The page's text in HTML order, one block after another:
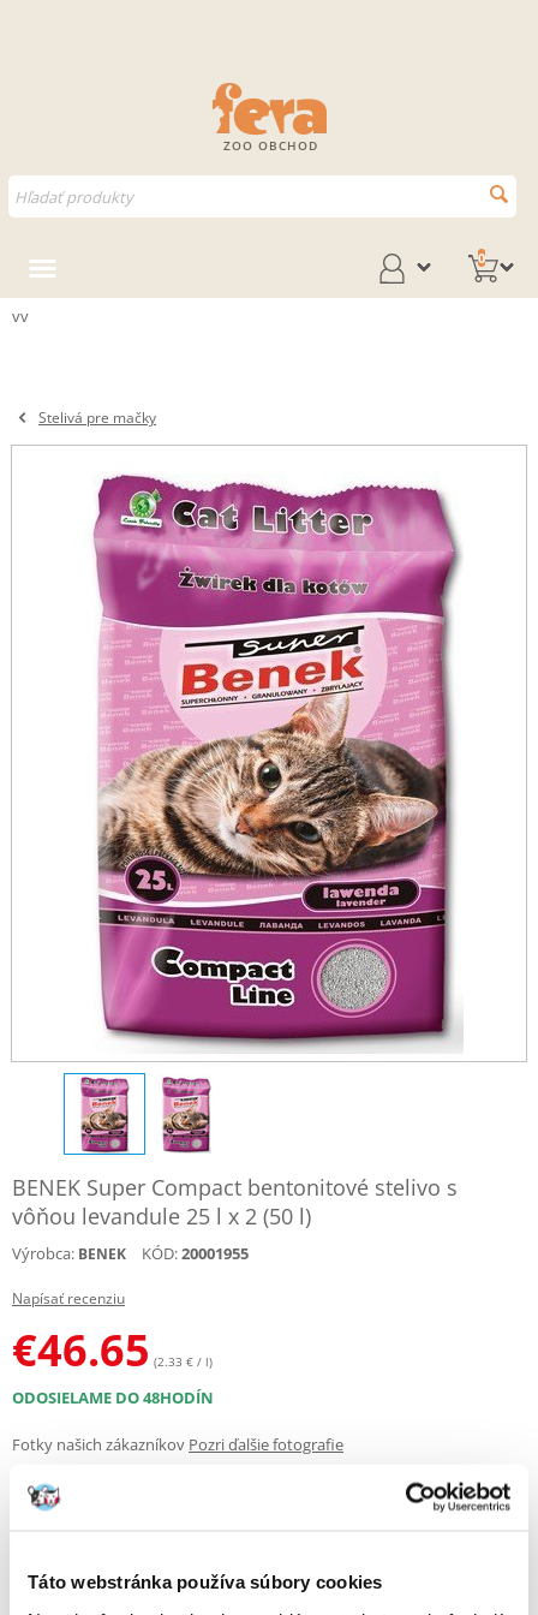
Táto webstránka používa súbory cookies
ZOO OBCHOD
0
vv
Stelivá pre mačky
BENEK Super Compact bentonitové stelivo s
vôňou levandule 25 l x 2 (50 l)
Výrobca: BENEK KÓD:20001955
Napísať recenziu
€46.65 (2.33 € / l)
ODOSIELAME DO 48HODÍN
Fotky našich zákazníkov Pozri ďalšie fotografie
Products in package
1 x
levandule 25 L